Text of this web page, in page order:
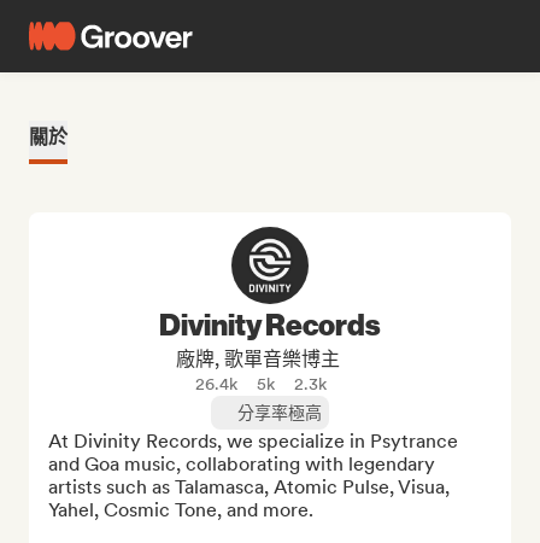
關於
Divinity Records
廠牌, 歌單音樂博主
26.4k 5k
2.3k
分享率極高
At Divinity Records, we specialize in Psytrance
and Goa music, collaborating with legendary
artists such as Talamasca, Atomic Pulse, Visua,
Yahel, Cosmic Tone, and more.